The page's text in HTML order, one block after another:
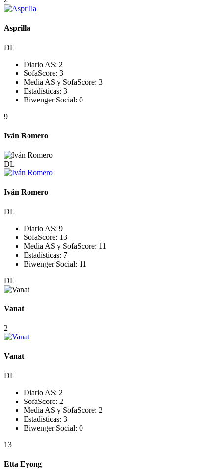
Asprilla
DL
Diario AS: 2
SofaScore: 3
Media AS y SofaScore: 3
Estadísticas: 3
Biwenger Social: 0
9
Iván Romero
DL
Iván Romero
DL
Diario AS: 9
SofaScore: 13
Media AS y SofaScore: 11
Estadísticas: 7
Biwenger Social: 11
DL
Vanat
2
Vanat
DL
Diario AS: 2
SofaScore: 2
Media AS y SofaScore: 2
Estadísticas: 3
Biwenger Social: 0
13
Etta Eyong